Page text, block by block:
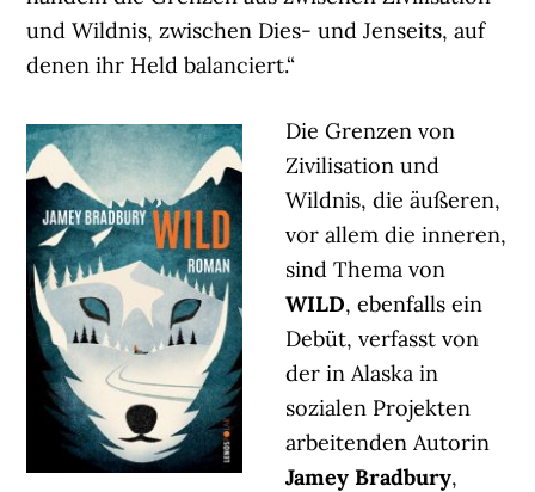
und Wildnis, zwischen Dies- und Jenseits, auf
denen ihr Held balanciert.“
Die Grenzen von
Zivilisation und
Wildnis, die äußeren,
vor allem die inneren,
sind Thema von
WILD, ebenfalls ein
Debüt, verfasst von
der in Alaska in
sozialen Projekten
arbeitenden Autorin
Jamey Bradbury,